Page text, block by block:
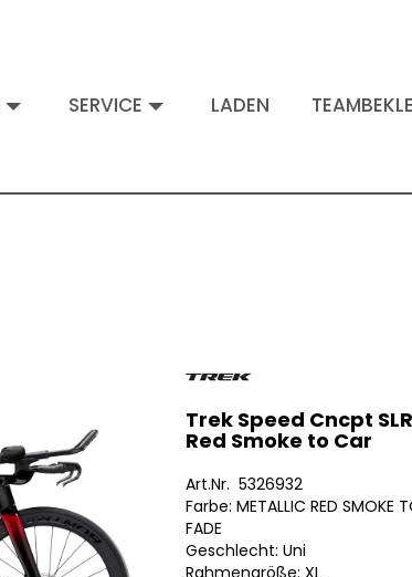
SERVICE LADEN
Trek Speed Cncpt
Red Smoke to Car
Art.Nr. 5326932
Farbe: METALLIC RED SMOKE
FADE
Geschlecht: Uni
Rahmengröße: XL